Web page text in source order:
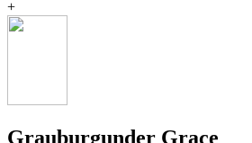
+
Grauburgunder Grace